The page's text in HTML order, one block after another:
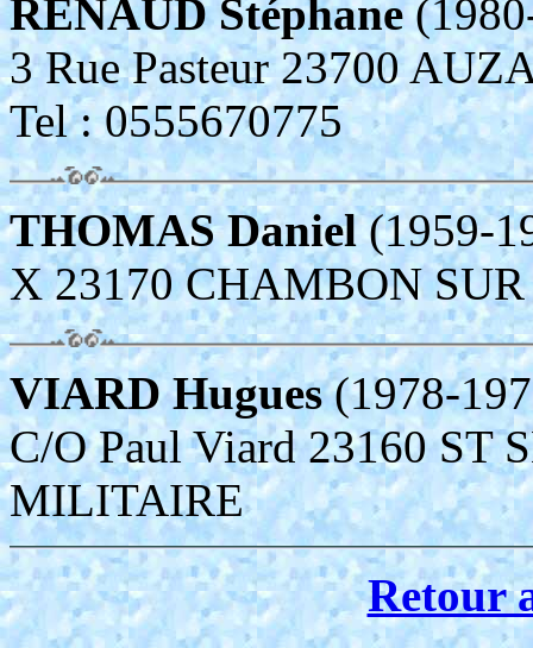
RENAUD Stéphane
3 Rue Pasteur 23700
Tel : 0555670775
THOMAS Daniel(1959-
X 23170 CHAMBON
VIARD Hugues(1978-
C/O Paul Viard 23160 ST
MILITAIRE
Retour